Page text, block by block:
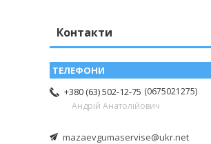
Контакти
+380 (63) 502-12-75 0675021275
Андрій Анатолійович
mazaevgumaservise@ukr.net